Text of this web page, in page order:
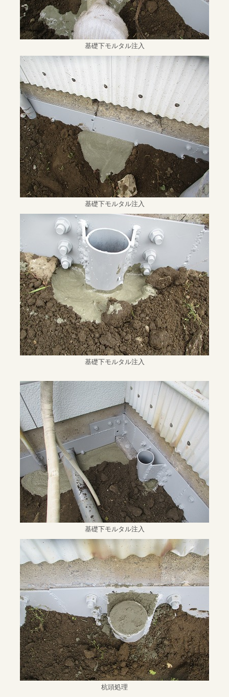
基礎下モルタル注入
基礎下モルタル注入
基礎下モルタル注入
基礎下モルタル注入
杭頭処理